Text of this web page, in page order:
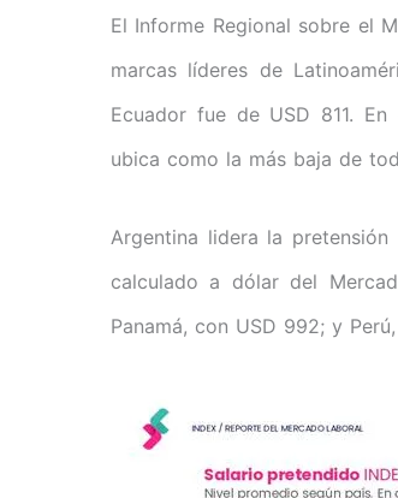
El Informe Regional sobre el
marcas líderes de
Ecuador fue de USD 811.
ubica como la más baja de
Argentina lidera la
calculado a dólar del
Panamá, con USD 992; y